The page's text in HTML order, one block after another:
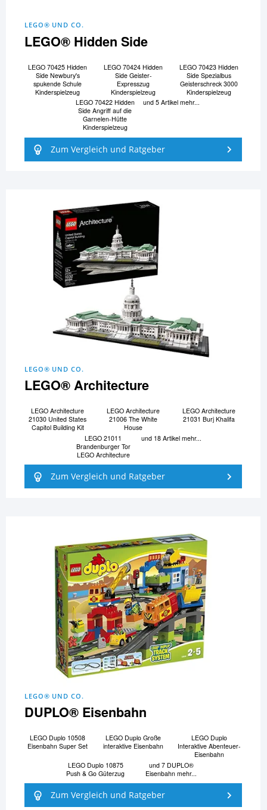
LEGO® UND CO.
LEGO® Hidden Side
LEGO 70425 Hidden
Side Newbury's
spukende Schule
Kinderspielzeug
LEGO 70424 Hidden
Side Geister-
Expresszug
Kinderspielzeug
LEGO 70423 Hidden
Side Spezialbus
Geisterschreck 3000
Kinderspielzeug
LEGO 70422 Hidden
Side Angriff auf die
Garnelen-Hütte
Kinderspielzeug
und 5 Artikel mehr...
Zum Vergleich und Ratgeber
LEGO® UND CO.
LEGO® Architecture
LEGO Architecture
21030 United States
Capitol Building Kit
LEGO Architecture
21006 The White
House
LEGO Architecture
21031 Burj Khalifa
LEGO 21011
Brandenburger Tor
LEGO Architecture
und 18 Artikel mehr...
Zum Vergleich und Ratgeber
LEGO® UND CO.
DUPLO® Eisenbahn
LEGO Duplo 10508
Eisenbahn Super Set
LEGO Duplo Große
interaktive Eisenbahn
LEGO Duplo
Interaktive Abenteuer-
Eisenbahn
LEGO Duplo 10875
Push & Go Güterzug
und 7 DUPLO®
Eisenbahn mehr...
Zum Vergleich und Ratgeber